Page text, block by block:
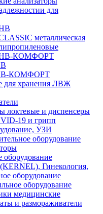
для
металлическая
НВ-КОМФОРТ
НВ-КОМФОРТ
для хранения ЛВЖ
локтевые и диспенсеры
19 и грипп
УЗИ
оборудование
оборудование
Гинекология,
оборудование
оборудование
медицинские
и размораживатели